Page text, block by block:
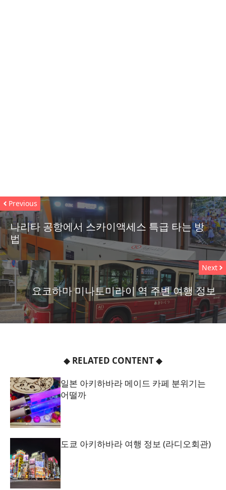
Previous
나리타 공항에서 스카이액세스 특급 타는 방
법
Next
요코하마 미나토미라이 역 주변 여행 정보
◆ RELATED CONTENT◆
일본 아키하바라 메이드 카페 분위기는
어떨까
도쿄 아키하바라 여행 정보 (라디오회관)